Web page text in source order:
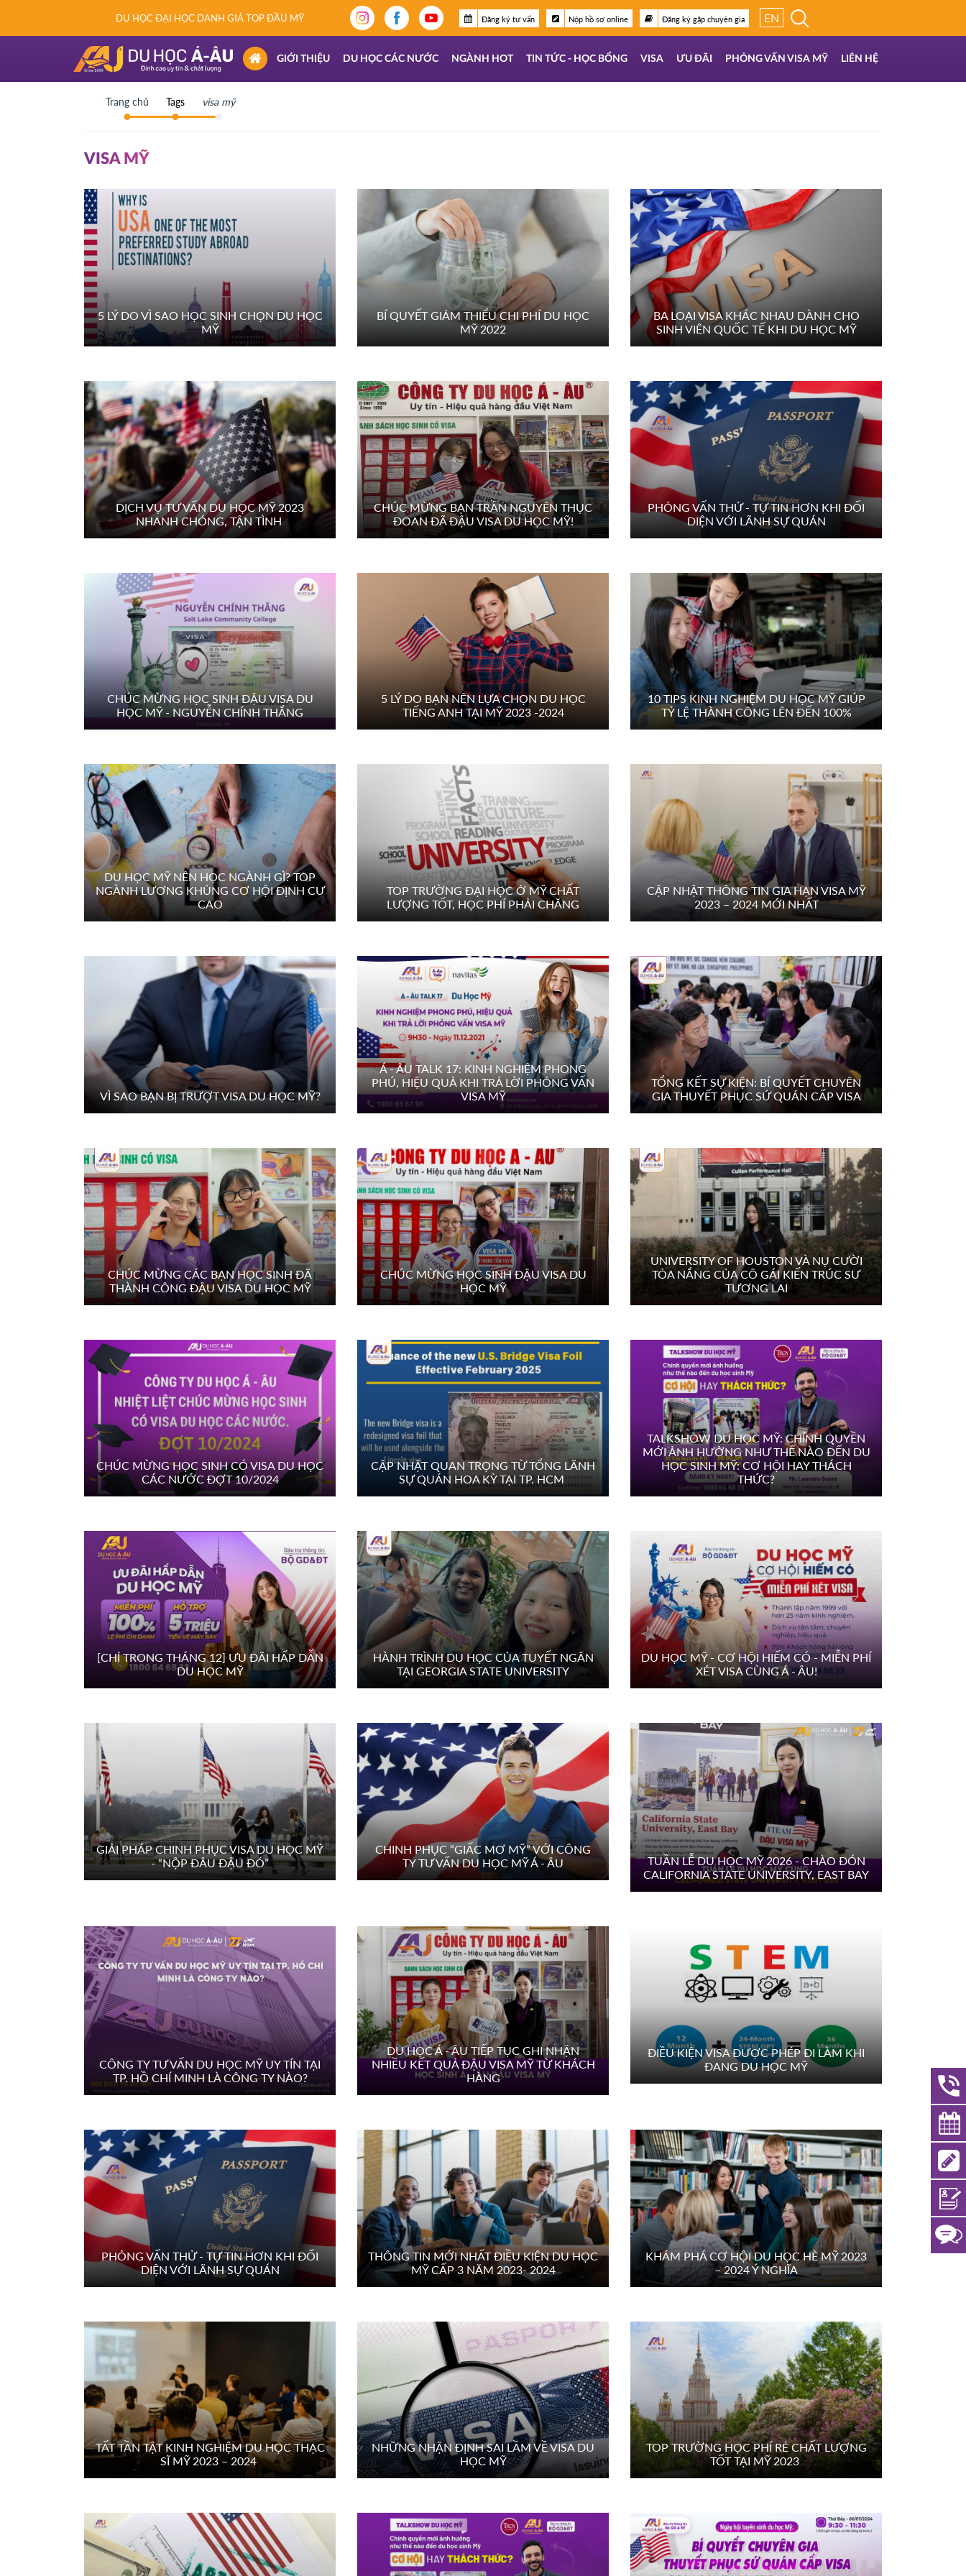
DU HỌC ĐẠI HỌC DANH GIÁ TOP ĐẦU MỸ Đăng ký tư vấn Nộp hồ sơ online Đăng ký gặp chuyên gia EN
(CURRENT)
GIỚI THIỆU DU HỌC CÁC NƯỚC NGÀNH HOT TIN TỨC - HỌC BỔNG VISA ƯU ĐÃI PHỎNG VẤN VISA MỸ LIÊN HỆ
Trang chủ Tags visa mỹ
VISA MỸ
5 LÝ DO VÌ SAO HỌC SINH CHỌN DU HỌC
MỸ
BÍ QUYẾT GIẢM THIỂU CHI PHÍ DU HỌC
MỸ 2022
BA LOẠI VISA KHÁC NHAU DÀNH CHO
SINH VIÊN QUỐC TẾ KHI DU HỌC MỸ
DỊCH VỤ TƯ VẤN DU HỌC MỸ 2023
NHANH CHÓNG, TẬN TÌNH
CHÚC MỪNG BẠN TRẦN NGUYÊN THỤC
ĐOAN ĐÃ ĐẬU VISA DU HỌC MỸ!
PHỎNG VẤN THỬ - TỰ TIN HƠN KHI ĐỐI
DIỆN VỚI LÃNH SỰ QUÁN
CHÚC MỪNG HỌC SINH ĐẬU VISA DU
HỌC MỸ - NGUYỄN CHÍNH THẮNG
5 LÝ DO BẠN NÊN LỰA CHỌN DU HỌC
TIẾNG ANH TẠI MỸ 2023 -2024
10 TIPS KINH NGHIỆM DU HỌC MỸ GIÚP
TỶ LỆ THÀNH CÔNG LÊN ĐẾN 100%
DU HỌC MỸ NÊN HỌC NGÀNH GÌ? TOP
NGÀNH LƯƠNG KHỦNG CƠ HỘI ĐỊNH CƯ
CAO
TOP TRƯỜNG ĐẠI HỌC Ở MỸ CHẤT
LƯỢNG TỐT, HỌC PHÍ PHẢI CHĂNG
CẬP NHẬT THÔNG TIN GIA HẠN VISA MỸ
2023 – 2024 MỚI NHẤT
VÌ SAO BẠN BỊ TRƯỢT VISA DU HỌC MỸ?
Á - ÂU TALK 17: KINH NGHIỆM PHONG
PHÚ, HIỆU QUẢ KHI TRẢ LỜI PHỎNG VẤN
VISA MỸ
TỔNG KẾT SỰ KIỆN: BÍ QUYẾT CHUYÊN
GIA THUYẾT PHỤC SỨ QUÁN CẤP VISA
CHÚC MỪNG CÁC BẠN HỌC SINH ĐÃ
THÀNH CÔNG ĐẬU VISA DU HỌC MỸ
CHÚC MỪNG HỌC SINH ĐẬU VISA DU
HỌC MỸ
UNIVERSITY OF HOUSTON VÀ NỤ CƯỜI
TỎA NẮNG CỦA CÔ GÁI KIẾN TRÚC SƯ
TƯƠNG LAI
CHÚC MỪNG HỌC SINH CÓ VISA DU HỌC
CÁC NƯỚC ĐỢT 10/2024
CẬP NHẬT QUAN TRỌNG TỪ TỔNG LÃNH
SỰ QUÁN HOA KỲ TẠI TP. HCM
TALKSHOW DU HỌC MỸ: CHÍNH QUYỀN
MỚI ẢNH HƯỞNG NHƯ THẾ NÀO ĐẾN DU
HỌC SINH MỸ: CƠ HỘI HAY THÁCH
THỨC?
[CHỈ TRONG THÁNG 12] ƯU ĐÃI HẤP DẪN
DU HỌC MỸ
HÀNH TRÌNH DU HỌC CỦA TUYẾT NGÂN
TẠI GEORGIA STATE UNIVERSITY
DU HỌC MỸ - CƠ HỘI HIẾM CÓ - MIỄN PHÍ
XÉT VISA CÙNG Á - ÂU!
GIẢI PHÁP CHINH PHỤC VISA DU HỌC MỸ
- “NỘP ĐÂU ĐẬU ĐÓ”
CHINH PHỤC “GIẤC MƠ MỸ” VỚI CÔNG
TY TƯ VẤN DU HỌC MỸ Á - ÂU
TUẦN LỄ DU HỌC MỸ 2026 - CHÀO ĐÓN
CALIFORNIA STATE UNIVERSITY, EAST BAY
CÔNG TY TƯ VẤN DU HỌC MỸ UY TÍN TẠI
TP. HỒ CHÍ MINH LÀ CÔNG TY NÀO?
DU HỌC Á - ÂU TIẾP TỤC GHI NHẬN
NHIỀU KẾT QUẢ ĐẬU VISA MỸ TỪ KHÁCH
HÀNG
ĐIỀU KIỆN VISA ĐƯỢC PHÉP ĐI LÀM KHI
ĐANG DU HỌC MỸ
PHỎNG VẤN THỬ - TỰ TIN HƠN KHI ĐỐI
DIỆN VỚI LÃNH SỰ QUÁN
THÔNG TIN MỚI NHẤT ĐIỀU KIỆN DU HỌC
MỸ CẤP 3 NĂM 2023- 2024
KHÁM PHÁ CƠ HỘI DU HỌC HÈ MỸ 2023
– 2024 Ý NGHĨA
TẤT TẦN TẬT KINH NGHIỆM DU HỌC THẠC
SĨ MỸ 2023 – 2024
NHỮNG NHẬN ĐỊNH SAI LẦM VỀ VISA DU
HỌC MỸ
TOP TRƯỜNG HỌC PHÍ RẺ CHẤT LƯỢNG
TỐT TẠI MỸ 2023